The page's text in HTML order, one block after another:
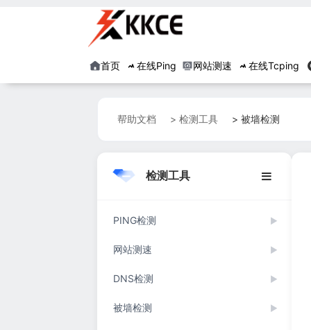
首页 在线Ping 网站测速 在线Tcping
帮助文档 > 检测工具 > 被墙检测
检测工具
PING检测 ▶
网站测速 ▶
DNS检测 ▶
被墙检测 ▶